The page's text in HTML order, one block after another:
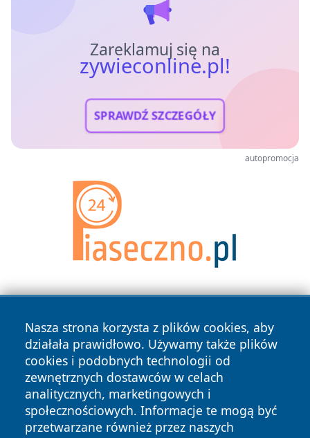
Zareklamuj się na
zywieconline.pl!
SPRAWDŹ SZCZEGÓŁY
autopromocja
Nasza strona korzysta z plików cookies, aby
działała prawidłowo. Używamy także plików
cookies i podobnych technologii od
zewnętrznych dostawców w celach
analitycznych, marketingowych i
społecznościowych. Informacje te mogą być
przetwarzane również przez naszych
Copyright © 2026 zywieconline.pl Wszystkie prawa
zastrzeżone.